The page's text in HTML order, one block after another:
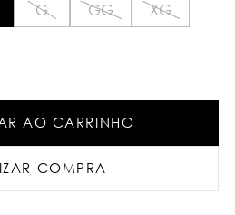
G GG
XG
AO CARRINHO
COMPRA